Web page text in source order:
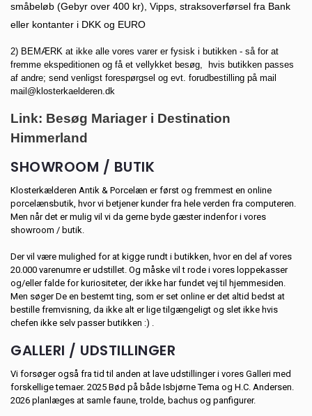
småbeløb (Gebyr over 400 kr), Vipps, straksoverførsel fra Bank
eller kontanter i DKK og EURO
2) BEMÆRK at ikke alle vores varer er fysisk i butikken - så for at
fremme ekspeditionen og få et vellykket besøg, hvis butikken passes
af andre; send venligst forespørgsel og evt. forudbestilling på mail
mail@klosterkaelderen.dk
Link: Besøg Mariager i Destination
Himmerland
SHOWROOM / BUTIK
Klosterkælderen Antik & Porcelæn er først og fremmest en online
porcelænsbutik, hvor vi betjener kunder fra hele verden fra computeren.
Men når det er mulig vil vi da gerne byde gæster indenfor i vores
showroom / butik.
Der vil være mulighed for at kigge rundt i butikken, hvor en del af vores
20.000 varenumre er udstillet. Og måske vil t rode i vores loppekasser
og/eller falde for kuriositeter, der ikke har fundet vej til hjemmesiden.
Men søger De en bestemt ting, som er set online er det altid bedst at
bestille fremvisning, da ikke alt er lige tilgængeligt og slet ikke hvis
chefen ikke selv passer butikken :) .
GALLERI / UDSTILLINGER
Vi forsøger også fra tid til anden at lave udstillinger i vores Galleri med
forskellige temaer. 2025 Bød på både Isbjørne Tema og H.C. Andersen.
2026 planlæges at samle faune, trolde, bachus og panfigurer.